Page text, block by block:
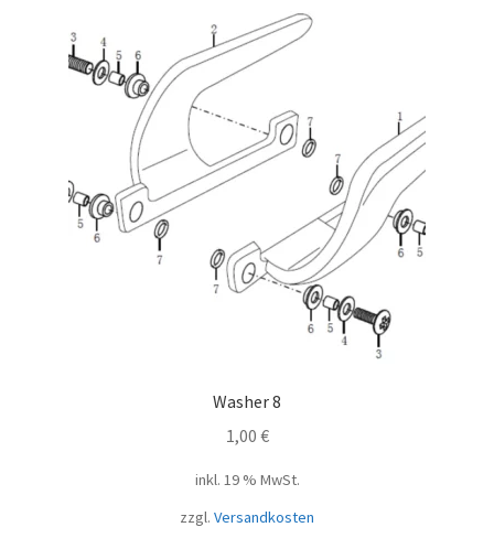
Washer 8
1,00 €
inkl. 19 % MwSt.
zzgl. Versandkosten